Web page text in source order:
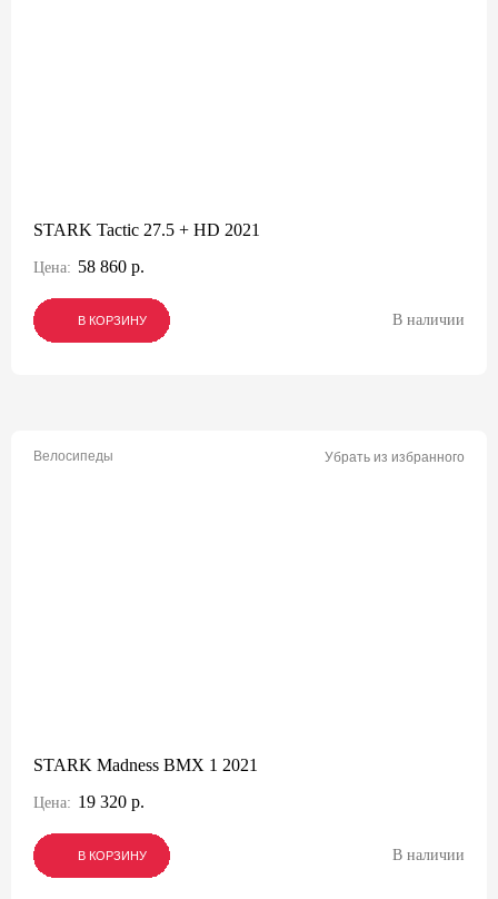
STARK Tactic 27.5 + HD 2021
Цена: 58 860 р.
В КОРЗИНУ
В КОРЗИНУ
В КОРЗИНУ В наличии
Велосипеды Убрать из избранного
STARK Madness BMX 1 2021
Цена: 19 320 р.
В КОРЗИНУ
В КОРЗИНУ
В КОРЗИНУ В наличии